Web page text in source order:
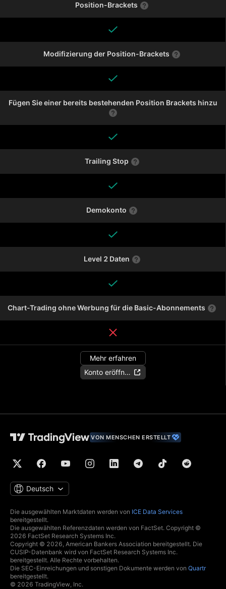
Position-Brackets
Modifizierung der Position-Brackets
Fügen Sie einer bereits bestehenden Position Brackets hinzu
Trailing Stop
Demokonto
Level 2 Daten
Chart-Trading ohne Werbung für die Basic-Abonnements
Mehr erfahren
Konto eröffnen
VON MENSCHEN ERSTELLT
Deutsch
Die ausgewählten Marktdaten werden von ICE Data Services
bereitgestellt.
Die ausgewählten Referenzdaten werden von FactSet. Copyright ©
2026 FactSet Research Systems Inc.
Copyright © 2026, American Bankers Association bereitgestellt. Die
CUSIP-Datenbank wird von FactSet Research Systems Inc.
bereitgestellt. Alle Rechte vorbehalten.
Die SEC-Einreichungen und sonstigen Dokumente werden von Quartr
bereitgestellt.
© 2026 TradingView, Inc.